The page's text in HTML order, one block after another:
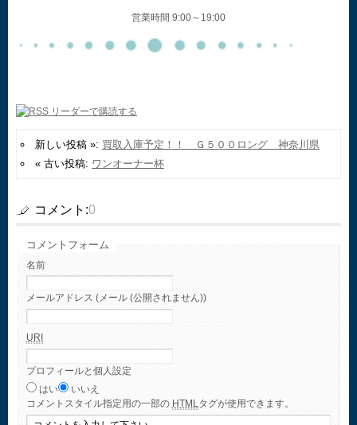
営業時間 9:00～19:00
新しい投稿 »: 買取入庫予定！！ Ｇ５００ロング 神奈川県
« 古い投稿: ワンオーナー杯
コメント:0
コメントフォーム
名前
メールアドレス (メール (公開されません))
URI
プロフィールと個人設定
はい
いいえ
コメント スタイル指定用の一部の HTMLタグが使用できます。